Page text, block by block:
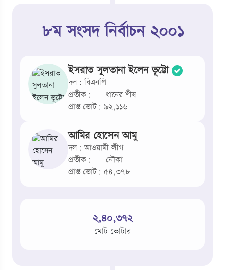
৮ম সংসদ নির্বাচন ২০০১
ইসরাত সুলতানা ইলেন ভূট্টো
দল: বিএনপি
প্রতীক:
ধানের শীষ
প্রাপ্ত ভোট: ৯২,১১৬
আমির হোসেন আমু
দল: আওয়ামী লীগ
প্রতীক:
নৌকা
প্রাপ্ত ভোট: ৫৪,৩৭৮
২,৪০,৩৭২
মোট ভোটার